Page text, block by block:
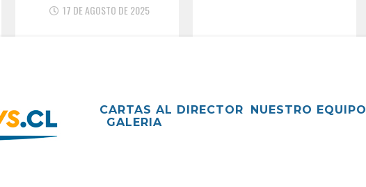
17 DE AGOSTO DE 2025
CARTAS AL DIRECTOR NUESTRO EQUIPO
GALERIA